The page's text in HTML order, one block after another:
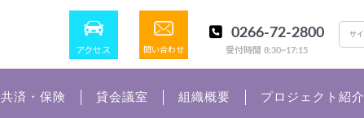
アクセス 問い合わせ
0266-72-2800
受付時間 8:30~17:15
共済・保険 貸会議室 組織概要 プロジェクト紹介